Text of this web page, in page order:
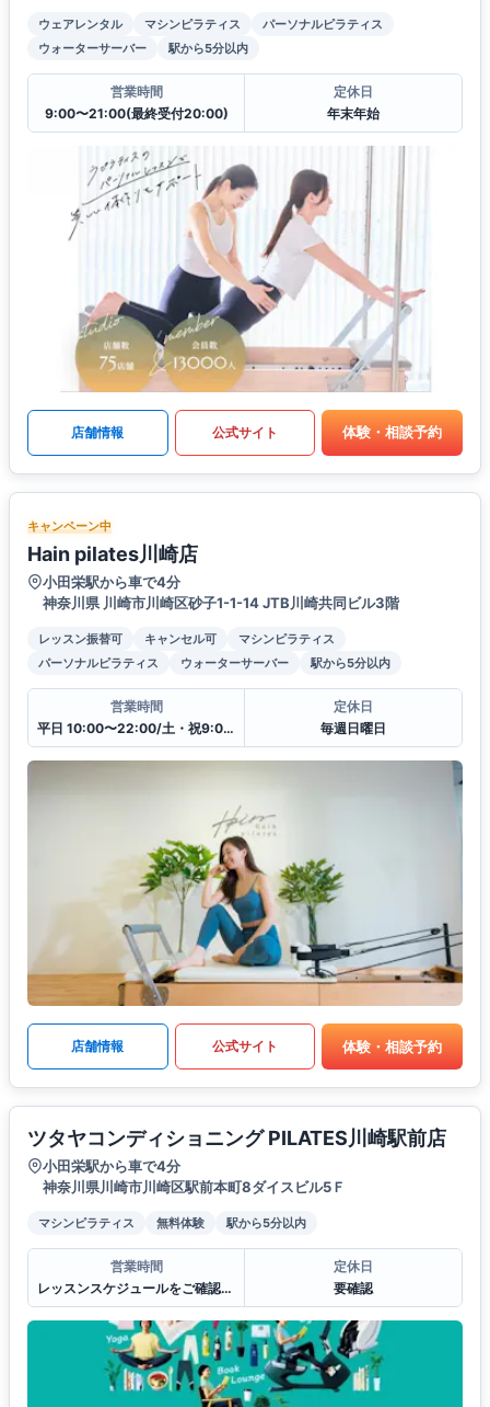
ウェアレンタル マシンピラティス
パーソナルピラティス
ウォーターサーバー
駅から5分以内
営業時間
9:00〜21:00(最終受付20:00)
定休日
年末年始
店舗情報 公式サイト 体験・相談予約
キャンペーン中
Hain pilates川崎店
小田栄駅から車で4分
神奈川県 川崎市川崎区砂子1-1-14 JTB川崎共同ビル3階
レッスン振替可 キャンセル可
マシンピラティス
パーソナルピラティス
ウォーターサーバー 駅から5分以内
営業時間
平日 10:00〜22:00/土・祝9:00〜21:00
定休日
毎週日曜日
店舗情報 公式サイト 体験・相談予約
ツタヤコンディショニング PILATES川崎駅前店
小田栄駅から車で4分
神奈川県川崎市川崎区駅前本町8ダイスビル5Ｆ
マシンピラティス 無料体験 駅から5分以内
営業時間
レッスンスケジュールをご確認ください。
定休日
要確認